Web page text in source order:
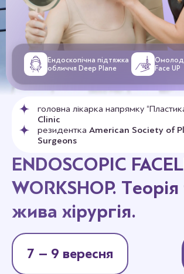
Ендоскопічна підтяжка
обличчя Deep Plane
Face UP
головна лікарка напрямку
Clinic
резидентка American Society of
Surgeons
ENDOSCOPIC
WORKSHOP. Теорія
жива хірургія.
7 – 9 вересня